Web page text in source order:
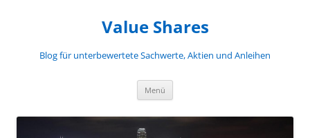
Value Shares
Blog für unterbewertete Sachwerte, Aktien und Anleihen
Menü